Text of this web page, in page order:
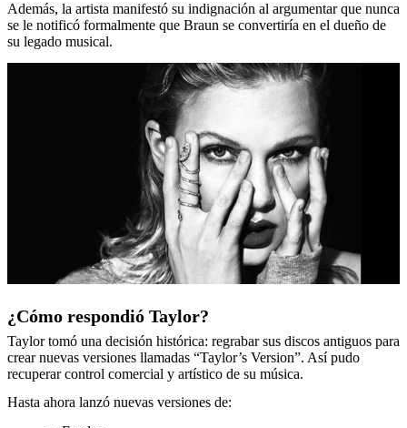
Además, la artista manifestó su indignación al argumentar que nunca
se le notificó formalmente que Braun se convertiría en el dueño de
su legado musical.
¿Cómo respondió Taylor?
Taylor tomó una decisión histórica: regrabar sus discos antiguos para
crear nuevas versiones llamadas “Taylor’s Version”. Así pudo
recuperar control comercial y artístico de su música.
Hasta ahora lanzó nuevas versiones de: